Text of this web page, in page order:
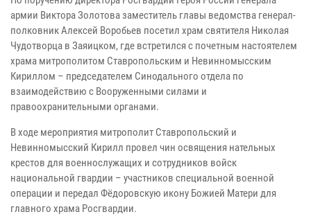
армии Виктора Золотова заместитель главы ведомства генерал-
полковник Алексей Воробьев посетил храм святителя Николая
Чудотворца в Заяицком, где встретился с почетным настоятелем
храма митрополитом Ставропольским и Невинномысским
Кириллом – председателем Синодального отдела по
взаимодействию с Вооруженными силами и
правоохранительными органами.
В ходе мероприятия митрополит Ставропольский и
Невинномысский Кирилл провел чин освящения нательных
крестов для военнослужащих и сотрудников войск
национальной гвардии – участников специальной военной
операции и передал Фёдоровскую икону Божией Матери для
главного храма Росгвардии.